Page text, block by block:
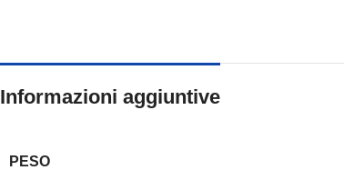
Informazioni aggiuntive
PESO